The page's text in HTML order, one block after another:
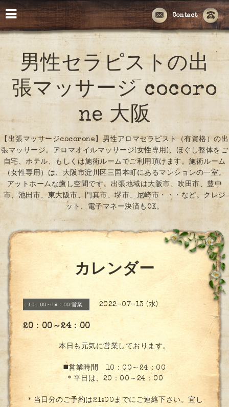
Contact
男性セラピストの出
張マッサージ cocoro
ne 大阪
【出張マッサージcocorone】男性アロマセラピスト（有資格）の出
張マッサージ。アロマオイルマッサージ(女性専用)、ほぐし整体をご
自宅、ホテル、もしくは施術ルームでご利用頂けます。施術ルーム
（女性専用）は、大阪市淀川区三国本町にあるマンションの一室。
アットホームな癒し空間です。出張地域は大阪市、吹田市、豊中
市、池田市、東大阪市、門真市、堺市、尼崎市・・・など。クレジ
ット、電子マネー決済もOK。
カレンダー
10：00～19：00 営業 2022-07-13 (水)
20：00～24：00
本日も元気に営業しております。
◼️営業時間 10：00～24：00
＊平日は、20：00～24：00
＊当日分のご予約は21:00までにご連絡下さい。宜し